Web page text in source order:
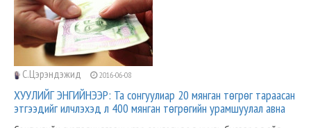
С.Цэрэндэжид 2016-06-08
ХУУЛИЙГ ЭНГИЙНЭЭР: Та сонгуулиар 20 мянган төгрөг тараасан
этгээдийг илчлэхэд л 400 мянган төгрөгийн урамшуулал авна